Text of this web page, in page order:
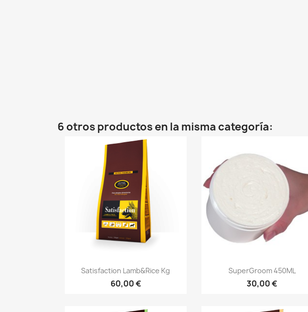
6 otros productos en la misma categoría:
Vista rápida
Satisfaction Lamb&Rice Kg
60,00 €
Vista rápida
SuperGroom 450ML
30,00 €